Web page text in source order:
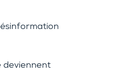
deviennent